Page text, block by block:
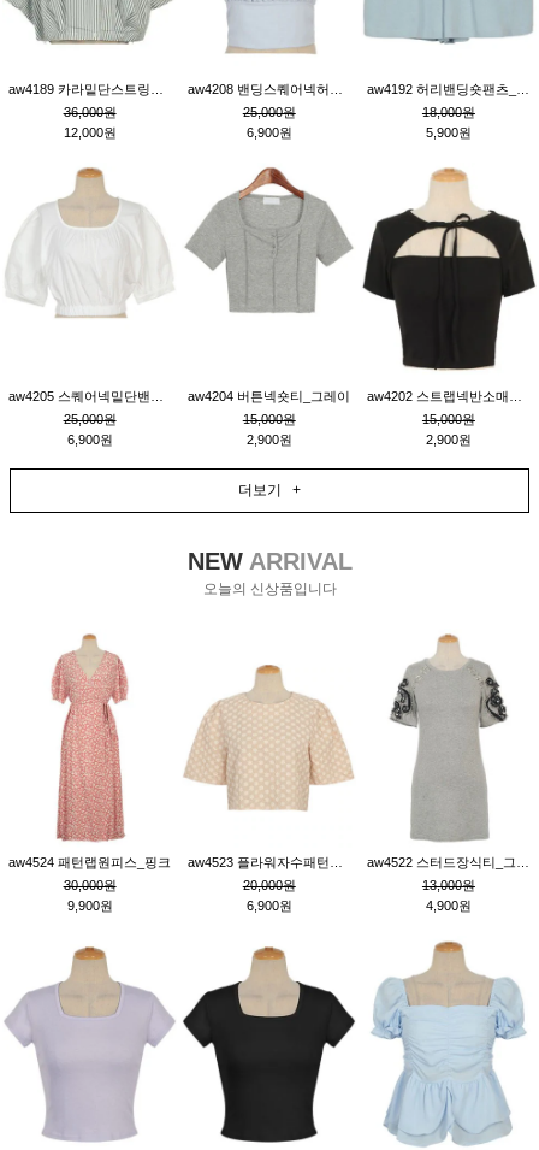
36,000원
12,000원
25,000원
6,900원
18,000원
5,900원
25,000원
6,900원
aw4204 버튼넥숏티_그레이
15,000원
2,900원
15,000원
2,900원
더보기 +
NEWARRIVAL
오늘의 신상품입니다
aw4524 패턴랩원피스_핑크
30,000원
9,900원
20,000원
6,900원
13,000원
4,900원